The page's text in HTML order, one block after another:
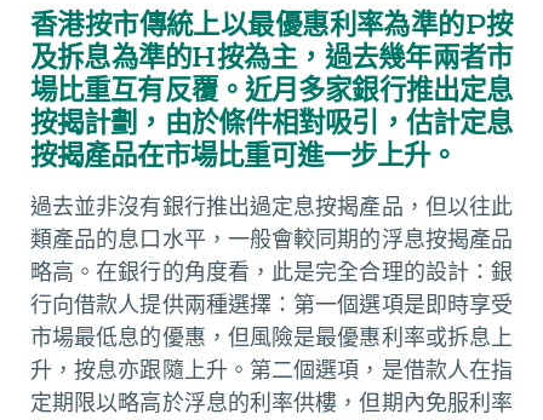
e
b
o
o
k
t
s
A
p
p
h
a
t
i
l
y
L
i
n
k
e
g
r
a
m
香港按市傳統上以最優惠利率為準的P按
及拆息為準的H按為主，過去幾年兩者市
場比重互有反覆。近月多家銀行推出定息
按揭計劃，由於條件相對吸引，估計定息
按揭產品在市場比重可進一步上升。
過去並非沒有銀行推出過定息按揭產品，但以往此
類產品的息口水平，一般會較同期的浮息按揭產品
略高。在銀行的角度看，此是完全合理的設計：銀
行向借款人提供兩種選擇：第一個選項是即時享受
市場最低息的優惠，但風險是最優惠利率或拆息上
升，按息亦跟隨上升。第二個選項，是借款人在指
定期限以略高於浮息的利率供樓，但期內免服利率